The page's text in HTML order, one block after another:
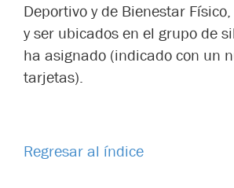
Deportivo y de Bienestar
y ser ubicados en el grupo de
ha asignado (indicado con un
tarjetas).
Regresar al índice